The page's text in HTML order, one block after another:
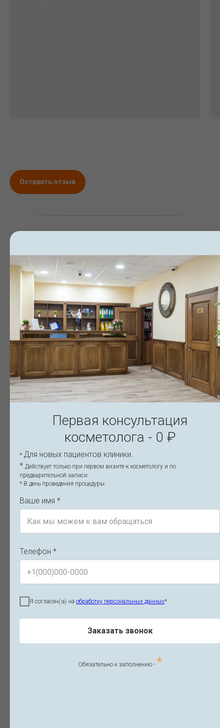
Первая консультация
косметолога - 0 ₽
* Для новых пациентов клиники.
* Действует только при первом визите к косметологу и по
предварительной записи
* В день проведения процедуры
Ваше имя *
Телефон *
Я согласен(-а) на обработку персональных данных*
Заказать звонок
Обязательно к заполнению - *
Оставить отзыв
Отзывы пациентов
Бочковской Татьяны
Викторовны
Галина Ч.
+7 (931) 55x-xx-xx
28 октября 2025
⭐⭐⭐⭐⭐
Прошла курс массажей у Татьяны Викторовны —
результат превосходит ожидания. Щёки “ушли
вверх”, контур лица стал чётче. Кожа упругая,
аккуратность и уютную атмосферу — приходить к
Лицензия на право осуществления
медицинской деятельности